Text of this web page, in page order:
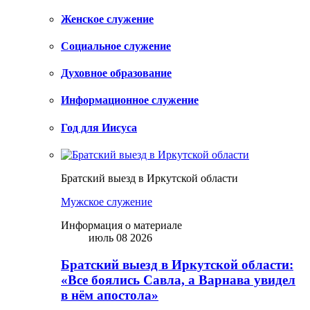
Женское служение
Социальное служение
Духовное образование
Информационное служение
Год для Иисуса
Братский выезд в Иркутской области
Мужское служение
Информация о материале
июль 08 2026
Братский выезд в Иркутской области:
«Все боялись Савла, а Варнава увидел
в нём апостола»